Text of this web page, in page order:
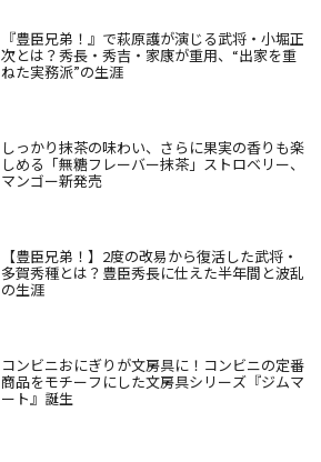
『豊臣兄弟！』で萩原護が演じる武将・小堀正
次とは？秀長・秀吉・家康が重用、“出家を重
ねた実務派”の生涯
しっかり抹茶の味わい、さらに果実の香りも楽
しめる「無糖フレーバー抹茶」ストロベリー、
マンゴー新発売
【豊臣兄弟！】2度の改易から復活した武将・
多賀秀種とは？豊臣秀長に仕えた半年間と波乱
の生涯
コンビニおにぎりが文房具に！コンビニの定番
商品をモチーフにした文房具シリーズ『ジムマ
ート』誕生